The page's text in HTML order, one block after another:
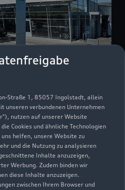
Straße 1, 85057 Ingolstadt, allein
unseren verbundenen Unternehmen
nutzen auf unserer Website
Cookies und ähnliche Technologien
helfen, unsere Website zu
und die Nutzung zu analysieren
Inhalte anzuzeigen,
Werbung. Zudem binden wir
diese Inhalte anzuzeigen.
zwischen Ihrem Browser und
17